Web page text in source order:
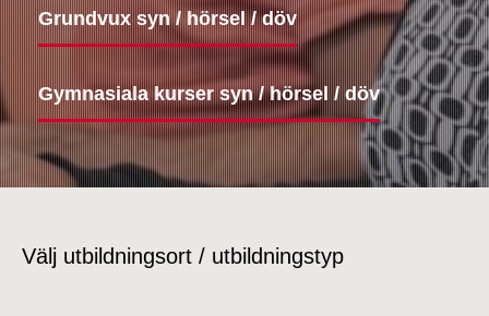
Grundvux syn / hörsel / döv
Gymnasiala kurser syn / hörsel / döv
Välj utbildningsort / utbildningstyp